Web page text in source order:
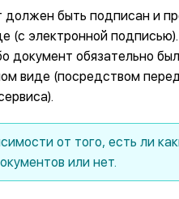
должен быть подписан и
(с электронной
документ обязательно
виде (посредством
от того, есть ли
или нет.